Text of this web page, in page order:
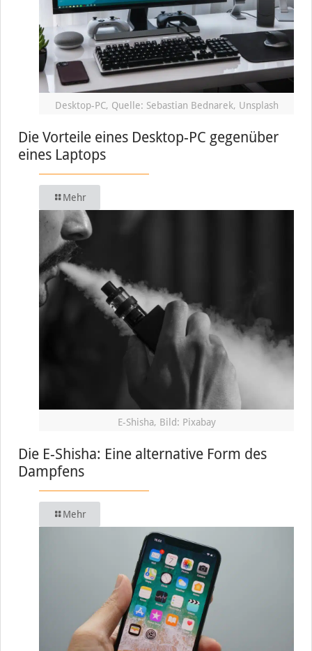
Desktop-PC, Quelle: Sebastian Bednarek, Unsplash
Die Vorteile eines Desktop-PC gegenüber
eines Laptops
Mehr
E-Shisha, Bild: Pixabay
Die E-Shisha: Eine alternative Form des
Dampfens
Mehr